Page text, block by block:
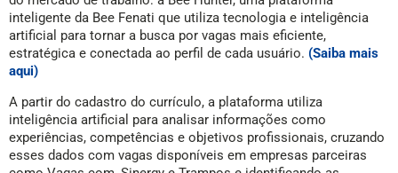
inteligente da Bee Fenati que utiliza tecnologia e inteligência
artificial para tornar a busca por vagas mais eficiente,
estratégica e conectada ao perfil de cada usuário. (Saiba mais
aqui)
A partir do cadastro do currículo, a plataforma utiliza
inteligência artificial para analisar informações como
experiências, competências e objetivos profissionais, cruzando
esses dados com vagas disponíveis em empresas parceiras